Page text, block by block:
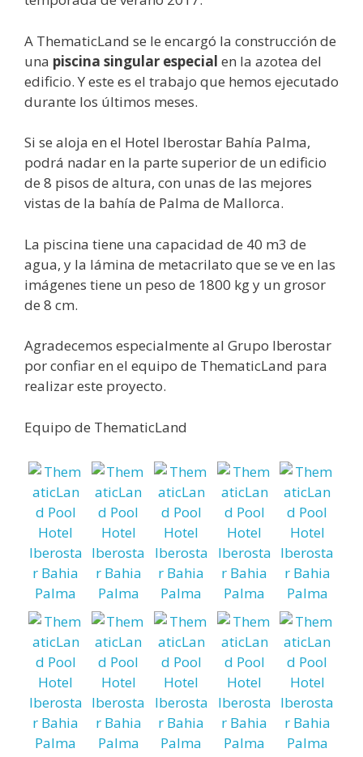
A ThematicLand se le encargó la construcción de
una piscina singular especial en la azotea del
edificio. Y este es el trabajo que hemos ejecutado
durante los últimos meses.
Si se aloja en el Hotel Iberostar Bahía Palma,
podrá nadar en la parte superior de un edificio
de 8 pisos de altura, con unas de las mejores
vistas de la bahía de Palma de Mallorca.
La piscina tiene una capacidad de 40 m3 de
agua, y la lámina de metacrilato que se ve en las
imágenes tiene un peso de 1800 kg y un grosor
de 8 cm.
Agradecemos especialmente al Grupo Iberostar
por confiar en el equipo de ThematicLand para
realizar este proyecto.
Equipo de ThematicLand